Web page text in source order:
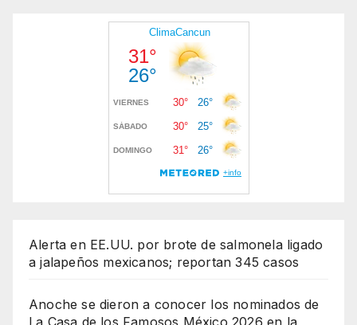
Alerta en EE.UU. por brote de salmonela ligado
a jalapeños mexicanos; reportan 345 casos
Anoche se dieron a conocer los nominados de